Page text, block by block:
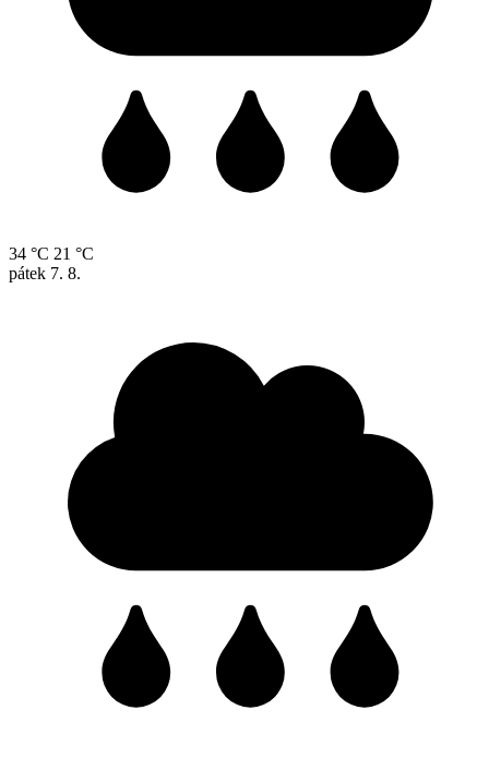
34 °C 21 °C
pátek 7. 8.